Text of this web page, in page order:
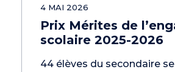
4 MAI 2026
Prix Mérites de
scolaire 2025-2026
44 élèves du secondaire